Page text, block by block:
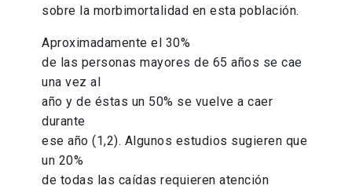
sobre la morbimortalidad en esta población.
Aproximadamente el 30%
de las personas mayores de 65 años se cae
una vez al
año y de éstas un 50% se vuelve a caer
durante
ese año (1,2). Algunos estudios sugieren que
un 20%
de todas las caídas requieren atención